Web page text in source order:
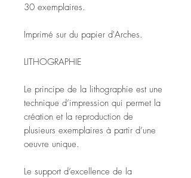
30 exemplaires.
Imprimé sur du papier d'Arches.
LITHOGRAPHIE
Le principe de la lithographie est une
technique d’impression qui permet la
création et la reproduction de
plusieurs exemplaires à partir d’une
oeuvre unique.
Le support d’excellence de la